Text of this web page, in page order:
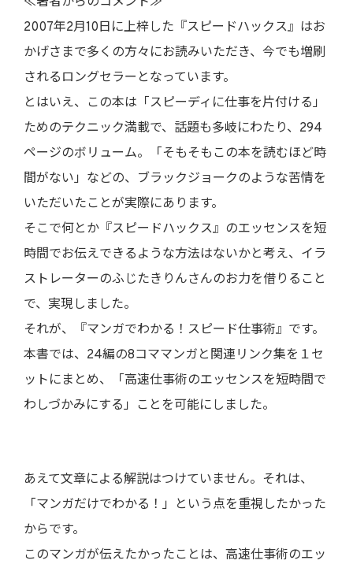
2007年2月10日に上梓した『スピードハックス』はお
かげさまで多くの方々にお読みいただき、今でも増刷
されるロングセラーとなっています。
とはいえ、この本は「スピーディに仕事を片付ける」
ためのテクニック満載で、話題も多岐にわたり、294
ページのボリューム。「そもそもこの本を読むほど時
間がない」などの、ブラックジョークのような苦情を
いただいたことが実際にあります。
そこで何とか『スピードハックス』のエッセンスを短
時間でお伝えできるような方法はないかと考え、イラ
ストレーターのふじたきりんさんのお力を借りること
で、実現しました。
それが、『マンガでわかる！スピード仕事術』です。
本書では、24編の8コママンガと関連リンク集を１セ
ットにまとめ、「高速仕事術のエッセンスを短時間で
わしづかみにする」ことを可能にしました。
あえて文章による解説はつけていません。それは、
「マンガだけでわかる！」という点を重視したかった
からです。
このマンガが伝えたかったことは、高速仕事術のエッ